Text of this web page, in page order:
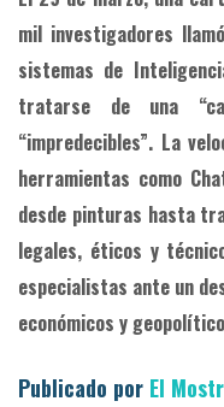
mil investigadores
sistemas de
tratarse de una
“impredecibles”. La
herramientas como
desde pinturas hasta
legales, éticos y
especialistas ante un
económicos y
Publicado por El